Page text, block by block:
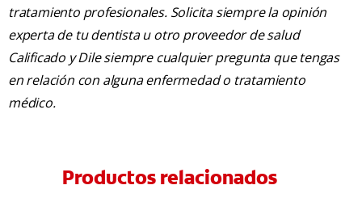
tratamiento profesionales. Solicita siempre la opinión
experta de tu dentista u otro proveedor de salud
Calificado y Dile siempre cualquier pregunta que tengas
en relación con alguna enfermedad o tratamiento
médico.
Productos relacionados